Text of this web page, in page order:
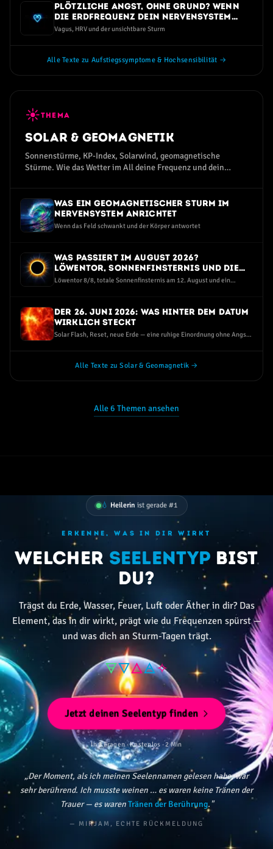
Plötzliche Angst, ohne Grund? Wenn
die Erdfrequenz dein Nervensystem
trifft
Vagus, HRV und der unsichtbare Sturm
Alle Texte zu Aufstiegssymptome & Hochsensibilität →
☀THEMA
Solar & Geomagnetik
Sonnenstürme, KP-Index, Solarwind, geomagnetische
Stürme. Wie das Wetter im All deine Frequenz und dein
Was ein geomagnetischer Sturm im
Nervensystem anrichtet
Wenn das Feld schwankt und der Körper antwortet
Was passiert im August 2026?
Löwentor, Sonnenfinsternis und die
dunkelste Perseiden-Nacht seit Jahren
Löwentor 8/8, totale Sonnenfinsternis am 12. August und ein
Der 26. Juni 2026: Was hinter dem Datum
wirklich steckt
Solar Flash, Reset, neue Erde — eine ruhige Einordnung ohne Angst
Alle Texte zu Solar & Geomagnetik →
Alle 6 Themen ansehen
💧 Heilerin ist gerade #1
ERKENNE, WAS IN DIR WIRKT
Welcher Seelentyp bist
du?
Trägst du Erde, Wasser, Feuer, Luft oder Äther in dir? Das
Element, das in dir wirkt, prägt wie du Frequenzen spürst —
und was dich an Sturm-Tagen trägt.
🜃🜄🜂🜁✧
Jetzt deinen Seelentyp finden
In 6 Fragen · Kostenlos · 2 Min
„Der Moment, als ich meinen Seelennamen gelesen habe, war
sehr berührend. Ich musste weinen … es waren keine Tränen der
Trauer — es warenTränen der Berührung."
— MIRJAM, ECHTE RÜCKMELDUNG